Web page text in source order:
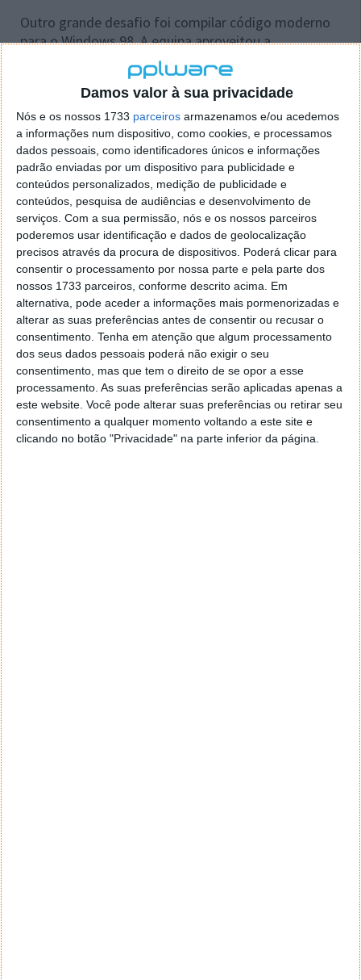
Damos valor à sua privacidade
Nós e os nossos 1733 parceiros armazenamos e/ou acedemos
a informações num dispositivo, como cookies, e processamos
dados pessoais, como identificadores únicos e informações
padrão enviadas por um dispositivo para publicidade e
conteúdos personalizados, medição de publicidade e
conteúdos, pesquisa de audiências e desenvolvimento de
serviços. Com a sua permissão, nós e os nossos parceiros
poderemos usar identificação e dados de geolocalização
precisos através da procura de dispositivos. Poderá clicar para
consentir o processamento por nossa parte e pela parte dos
nossos 1733 parceiros, conforme descrito acima. Em
alternativa, pode aceder a informações mais pormenorizadas e
alterar as suas preferências antes de consentir ou recusar o
consentimento. Tenha em atenção que algum processamento
dos seus dados pessoais poderá não exigir o seu
consentimento, mas que tem o direito de se opor a esse
processamento. As suas preferências serão aplicadas apenas a
este website. Você pode alterar suas preferências ou retirar seu
consentimento a qualquer momento voltando a este site e
clicando no botão "Privacidade" na parte inferior da página.
Outro grande desafio foi compilar código moderno
para o Windows 98. A equipa aproveitou a
simplicidade do llama2.c, um motor de inferência
com apenas 700 linhas de código em C, que suporta
modelos baseados na arquitetura Llama 2. Utilizando
o compilador Borland C++ 5.02, com algumas
modificações,conseguiram criar um executável
compatível com o sistema operativo de 1998.
A execução do LLM foi impressionante: com um
modelo de 260 mil parâmetros, o desempenho
atingiu35,9 tokens por segundo- um resultado
incrível para um PC de 350 MHz com um único núcleo.
Quando tentaram escalar para um modelo maior,
com 15 milhões de parâmetros, a velocidade reduziu-
se para cerca de 1 token por segundo.Já um modelo
de 1 bilião de parâmetros foi executado a uns
lentíssimos 0,0093 tokens por segundo.
35.9 tok/sec on Windows 98
This is a 260K LLM with Llama-architecture.
We also tried out larger models. Results in the